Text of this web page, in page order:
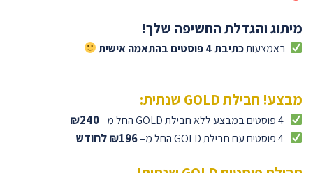
מיתוג והגדלת החשיפה שלך!
באמצעותכתיבת 4 פוסטים בהתאמה אישית
מבצע! חבילת GOLD שנתית:
4 פוסטים במבצע ללא חבילת GOLD החל מ– ₪240
4 פוסטים עם חבילת GOLD החל מ– ₪196 לחודש